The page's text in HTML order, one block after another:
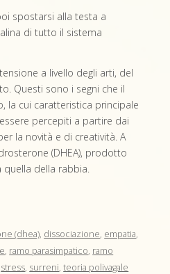
spostarsi alla testa a
di tutto il sistema
a livello degli arti, del
Questi sono i segni che il
la cui caratteristica principale
percepiti a partire dai
la novità e di creatività. A
(DHEA), prodotto
quella della rabbia.
(dhea), dissociazione, empatia,
, ramo parasimpatico, ramo
stress, surreni,teoria polivagale